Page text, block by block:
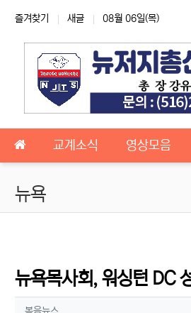
상단 네비
즐겨찾기 새글 08월 06일(목)
메인 메뉴교계소식 영상모음
뉴욕
뉴욕목사회, 워싱턴 DC